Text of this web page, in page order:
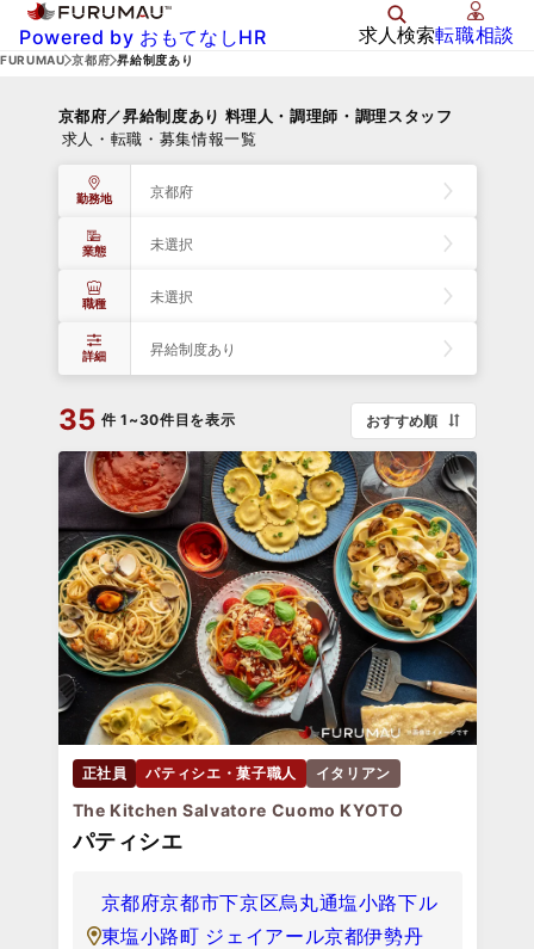
Powered by おもてなしHR 求人検索転職相談
FURUMAU 京都府 昇給制度あり
京都府／昇給制度あり 料理人・調理師・調理スタッフ
求人・転職・募集情報一覧
勤務地 京都府
業態 未選択
職種 未選択
詳細 昇給制度あり
35 件 1~30件目を表示 おすすめ順
正社員 パティシエ・菓子職人 イタリアン
The Kitchen Salvatore Cuomo KYOTO
パティシエ
京都府京都市下京区烏丸通塩小路下ル
東塩小路町 ジェイアール京都伊勢丹